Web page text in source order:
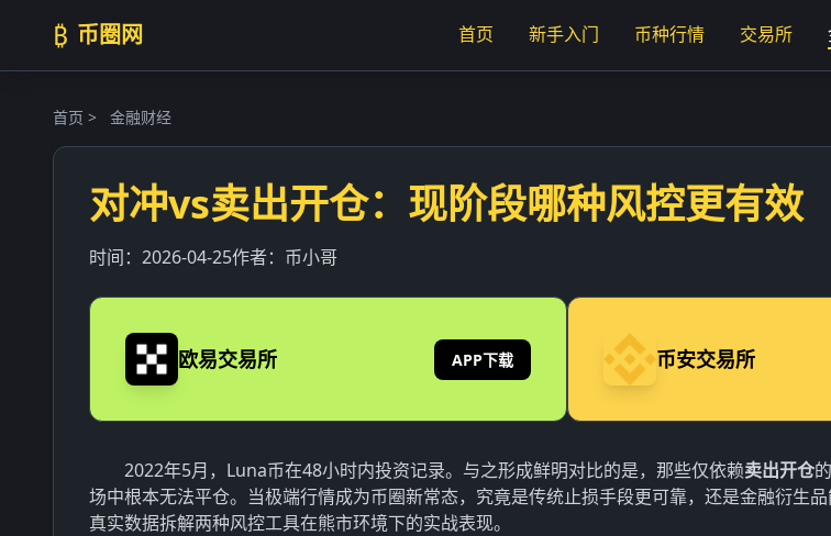
₿ 币圈网 首页 新手入门 币种行情 交易所
首页 > 金融财经
对冲vs卖出开仓：现阶段哪种风控更有效
时间： 2026-04-25作者： 币小哥
欧易交易所 APP下载 币安交易所
2022年5月，Luna币在48小时内投资记录。与之形成鲜明对比的是，那些仅依赖卖出开仓
场中根本无法平仓。当极端行情成为币圈新常态，究竟是传统止损手段更可靠，还是金融衍生
真实数据拆解两种风控工具在熊市环境下的实战表现。